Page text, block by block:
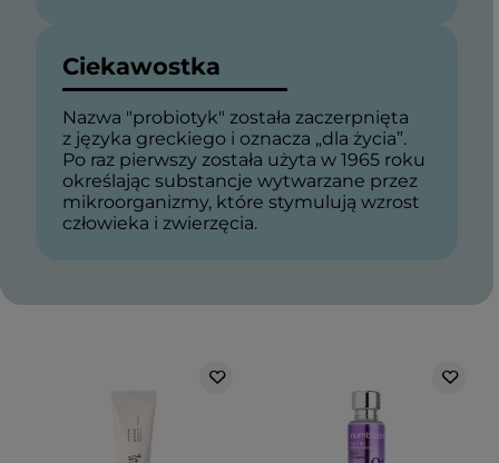
Ciekawostka
Nazwa "probiotyk" została zaczerpnięta
z języka greckiego i oznacza „dla życia”.
Po raz pierwszy została użyta w 1965 roku
określając substancje wytwarzane przez
mikroorganizmy, które stymulują wzrost
człowieka i zwierzęcia.